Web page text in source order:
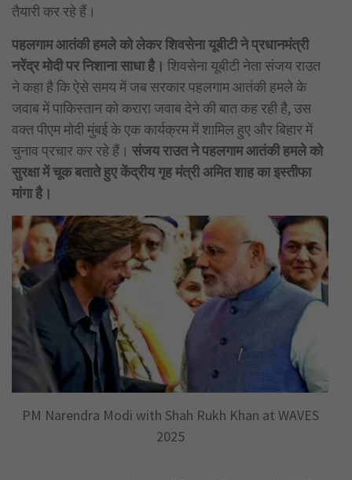
तैयारी कर रहे हैं।
पहलगाम आतंकी हमले को लेकर शिवसेना यूबीटी ने प्रधानमंत्री
नरेंद्र मोदी पर निशाना साधा है। शिवसेना यूबीटी नेता संजय राउत
ने कहा है कि ऐसे समय में जब सरकार पहलगाम आतंकी हमले के
जवाब में पाकिस्तान को करारा जवाब देने की बात कह रही है, उस
वक्त पीएम मोदी मुंबई के एक कार्यक्रम में शामिल हुए और बिहार में
चुनाव प्रचार कर रहे हैं। संजय राउत ने पहलगाम आतंकी हमले को
सुरक्षा में चूक बताते हुए केंद्रीय गृह मंत्री अमित शाह का इस्तीफा
मांगा है।
PM Narendra Modi with Shah Rukh Khan at WAVES
2025